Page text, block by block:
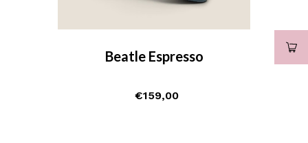
Beatle Espresso
€159,00